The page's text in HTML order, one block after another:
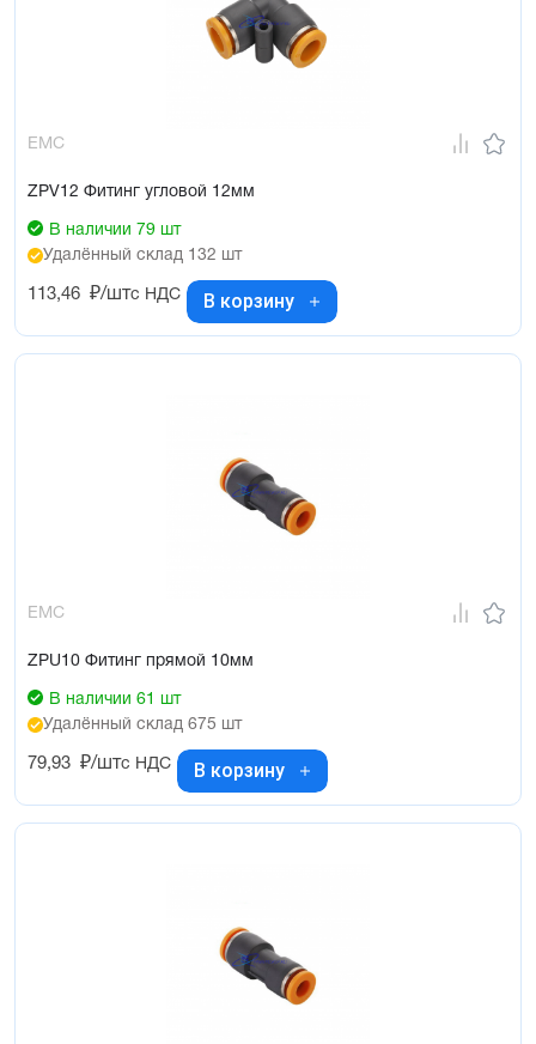
EMC
ZPV12 Фитинг угловой 12мм
В наличии 79 шт
Удалённый склад 132 шт
113,46 ₽/штс НДС В корзину
EMC
ZPU10 Фитинг прямой 10мм
В наличии 61 шт
Удалённый склад 675 шт
79,93 ₽/штс НДС В корзину